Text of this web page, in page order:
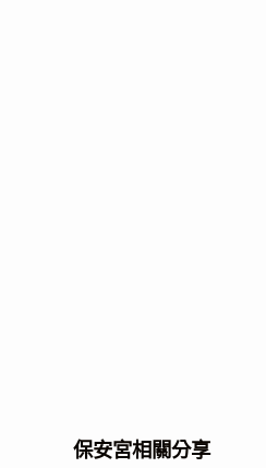
保安宮相關分享